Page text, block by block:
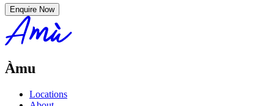
Enquire Now​​​​‌ ‍ ​‍​‍‌‍ ‌ ​‍‌‍‍‌‌‍‌ ‌‍‍‌‌‍ ‍​‍​‍​ ‍‍​‍​‍‌ ​ ‌‍​‌‌‍ ‍‌‍‍‌‌ ‌​‌ ‍‌​‍ ‍‌‍‍‌‌‍ ​‍​‍​‍ ​​‍​‍‌‍‍​‌ ​‍‌‍‌‌‌‍‌‍​‍​‍​ ‍‍​‍​‍‌‍‍​‌ ‌​‌ ‌​‌ ​​‌ ​ ​ ‍‍​‍ ​‍ ‌‍ ​​‍ ‌‌‍​‌‌‍ ‍‌‍‌​​‍ ‌‌ ​‍​‍ ‌‌‍‍​‌‍ ‌ ‌​‌‍‌‌‌‍ ​‌ ​ ​‍ ‌‌ ​ ‌ ‌​‌ ‌‌‌‍‌​‌‍‍‌‌‍ ​‍ ‍‌ ‌‍‌‍‌‌‌ ​‍‌‍​ ‌‍‌‌‌‍ ​​‍ ‍‌‍​‌‌ ​​‌ ​​​‍ ‌‍‍‌‌‍ ‍‌ ‌​‌‍‌‌‌‍ ‍‌ ‌​​‍ ‌‍‌‌‌‍‌​‌‍‍‌‌ ‌​​‍ ‌‍ ‌‌‍ ‌‍‌​‌‍‌‌​ ‌‌ ​​‌ ​‍‌‍‌‌‌ ​ ‌‍‌‌‌‍ ‍‌ ‌​‌‍​‌‌ ‌​‌‍‍‌‌‍ ‌‍ ‍​ ‍ ‌‍‍‌‌‍‌​​ ‌‌‍‌​​ ​​‌‍​ ​ ‍​​ ​​​ ​‌​ ‌ ​ ‌‌​‍ ‌​ ​‍​ ‍‌​ ‌‌​ ​ ​‍ ‌​ ‌​​ ​‍‌‍​‌​ ​‌​‍ ‌​ ‍‌​ ‌‌​ ‌‍​ ‌‌​‍ ‌​ ‌‍​ ‍​‌‍‌​​ ​‌​ ‍​‌‍​‍​ ‌‌‌‍‌‌‌‍‌‍​ ‌​​ ​ ‌‍​‍​ ‍ ‌ ‌​‌ ‍‌‌ ​​‌‍‌‌​ ‌‌‍‍​‌‍ ‌ ‌​‌‍‌‌‌‍ ​‌‌​ ‌‍‍‌‌ ‌​‌‍‌‌‌‌​​‌‍​‌‌‍‌ ‌‍‌‌​ ‍ ‌ ​​‌‍​‌‌ ‌​‌‍‍​​ ‌‌ ​​‌‍​‌‌‍‌ ‌‍‌‌‌​​‍‌ ‌‌‌‍‍‌‌‍ ​‌‍‌​‌‍‌‌‌ ​‍​‍‌‌​ ‌‌‌​​‍‌‌ ‌‍‍ ‌‍‌‌‌ ‍‌​‍‌‌​ ​ ‌​‌​​‍‌‌​ ​ ‌​‌​​‍‌‌​ ​‍​ ​‍​ ​‍‌‍‌‍‌‍​‍​ ‍​‌‍‌‌‌‍‌‍‌‍‌‌​ ‌‍‌‍​‌​ ‌‍‌‍​ ​ ‌‌​‍‌‌​ ​‍​ ​‍​‍‌‌​ ‌‌‌​‌​​‍ ‍‌ ​​‌ ​‍‌‍‍‌‌‍ ‌‌‍​‌‌ ​‍‌ ‍‌‌​​ ‌ ‌​‌‍​‌​‍ ‍‌‍ ​‌‍​‌‌‍​‍‌‍‌‌‌‍ ​​ ‌‍​‍‌‍​‌‌ ​ ‌‍‌‌‌‌‌‌‌ ​‍‌‍ ​​ ‌‌‍‍​‌ ‌​‌ ‌​‌ ​​‌ ​ ​‍‌‌​ ​ ‌​​‌​‍‌‌​ ​‍‌​‌‍​‍‌‌​ ​‍‌​‌‍‌‍ ​​‍ ‌‌‍​‌‌‍ ‍‌‍‌​​‍ ‌‌ ​‍​‍ ‌‌‍‍​‌‍ ‌ ‌​‌‍‌‌‌‍ ​‌ ​ ​‍ ‌‌ ​ ‌ ‌​‌ ‌‌‌‍‌​‌‍‍‌‌‍ ​‍ ‍‌ ‌‍‌‍‌‌‌ ​‍‌‍​ ‌‍‌‌‌‍ ​​‍ ‍‌‍​‌‌ ​​‌ ​​​‍‌‍‌‍‍‌‌‍‌​​ ‌‌‍‌​​ ​​‌‍​ ​ ‍​​ ​​​ ​‌​ ‌ ​ ‌‌​‍ ‌​ ​‍​ ‍‌​ ‌‌​ ​ ​‍ ‌​ ‌​​ ​‍‌‍​‌​ ​‌​‍ ‌​ ‍‌​ ‌‌​ ‌‍​ ‌‌​‍ ‌​ ‌‍​ ‍​‌‍‌​​ ​‌​ ‍​‌‍​‍​ ‌‌‌‍‌‌‌‍‌‍​ ‌​​ ​ ‌‍​‍​‍‌‍‌ ‌​‌ ‍‌‌ ​​‌‍‌‌​ ‌‌‍‍​‌‍ ‌ ‌​‌‍‌‌‌‍ ​‌‌​ ‌‍‍‌‌ ‌​‌‍‌‌‌‌​​‌‍​‌‌‍‌ ‌‍‌‌​‍‌‍‌ ​​‌‍​‌‌ ‌​‌‍‍​​ ‌‌ ​​‌‍​‌‌‍‌ ‌‍‌‌‌​​‍‌ ‌‌‌‍‍‌‌‍ ​‌‍‌​‌‍‌‌‌ ​‍​‍‌‌​ ‌‌‌​​‍‌‌ ‌‍‍ ‌‍‌‌‌ ‍‌​‍‌‌​ ​ ‌​‌​​‍‌‌​ ​ ‌​‌​​‍‌‌​ ​‍​ ​‍​ ​‍‌‍‌‍‌‍​‍​ ‍​‌‍‌‌‌‍‌‍‌‍‌‌​ ‌‍‌‍​‌​ ‌‍‌‍​ ​ ‌‌​‍‌‌​ ​‍​ ​‍​‍‌‌​ ‌‌‌​‌​​‍ ‍‌ ​​‌ ​‍‌‍‍‌‌‍ ‌‌‍​‌‌ ​‍‌ ‍‌‌​​ ‌ ‌​‌‍​‌​‍ ‍‌‍ ​‌‍​‌‌‍​‍‌‍‌‌‌‍ ​​‍‌‍‌ ​​‌‍‌‌‌ ​‍‌ ​ ‌ ​​‌‍‌‌‌‍​ ‌ ‌​‌‍‍‌‌ ‌‍‌‍‌‌​ ‌‌ ​​‌ ‌‌‌‍​‍‌‍ ​‌‍‍‌‌ ​ ‌‍‍​‌‍‌‌‌‍‌​​‍​‍‌ ‌
Àmu
Locations